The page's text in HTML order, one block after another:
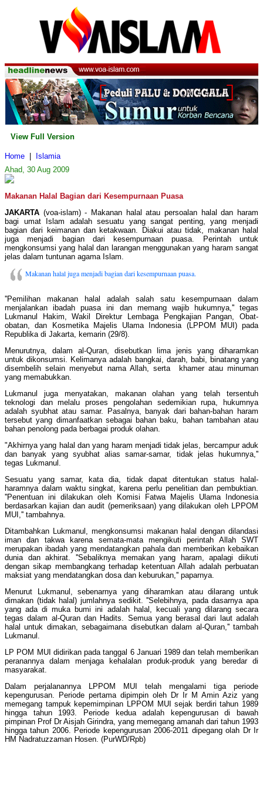
View Full Version
Home
Islamia
Ahad, 30 Aug 2009
Makanan Halal Bagian dari Kesempurnaan Puasa
JAKARTA (voa-islam) - Makanan halal atau persoalan halal dan haram
bagi umat Islam adalah sesuatu yang sangat penting, yang menjadi
bagian dari keimanan dan ketakwaan. Diakui atau tidak, makanan halal
juga menjadi bagian dari kesempurnaan puasa. Perintah untuk
mengkonsumsi yang halal dan larangan menggunakan yang haram sangat
jelas dalam tuntunan agama Islam.
Makanan halal juga menjadi bagian dari kesempurnaan puasa.
''Pemilihan makanan halal adalah salah satu kesempurnaan dalam
menjalankan ibadah puasa ini dan memang wajib hukumnya,'' tegas
Lukmanul Hakim, Wakil Direktur Lembaga Pengkajian Pangan, Obat-
obatan, dan Kosmetika Majelis Ulama Indonesia (LPPOM MUI) pada
Republika di Jakarta, kemarin (29/8).
Menurutnya, dalam al-Quran, disebutkan lima jenis yang diharamkan
untuk dikonsumsi. Kelimanya adalah bangkai, darah, babi, binatang yang
disembelih selain menyebut nama Allah, serta khamer atau minuman
yang memabukkan.
Lukmanul juga menyatakan, makanan olahan yang telah tersentuh
teknologi dan melalu proses pengolahan sedemikian rupa, hukumnya
adalah syubhat atau samar. Pasalnya, banyak dari bahan-bahan haram
tersebut yang dimanfaatkan sebagai bahan baku, bahan tambahan atau
bahan penolong pada berbagai produk olahan.
"Akhirnya yang halal dan yang haram menjadi tidak jelas, bercampur aduk
dan banyak yang syubhat alias samar-samar, tidak jelas hukumnya,''
tegas Lukmanul.
Sesuatu yang samar, kata dia, tidak dapat ditentukan status halal-
haramnya dalam waktu singkat, karena perlu penelitian dan pembuktian.
''Penentuan ini dilakukan oleh Komisi Fatwa Majelis Ulama Indonesia
berdasarkan kajian dan audit (pemeriksaan) yang dilakukan oleh LPPOM
MUI,'' tambahnya.
Ditambahkan Lukmanul, mengkonsumsi makanan halal dengan dilandasi
iman dan takwa karena semata-mata mengikuti perintah Allah SWT
merupakan ibadah yang mendatangkan pahala dan memberikan kebaikan
dunia dan akhirat. ''Sebaliknya memakan yang haram, apalagi diikuti
dengan sikap membangkang terhadap ketentuan Allah adalah perbuatan
maksiat yang mendatangkan dosa dan keburukan,'' paparnya.
Menurut Lukmanul, sebenarnya yang diharamkan atau dilarang untuk
dimakan (tidak halal) jumlahnya sedikit. ''Selebihnya, pada dasarnya apa
yang ada di muka bumi ini adalah halal, kecuali yang dilarang secara
tegas dalam al-Quran dan Hadits. Semua yang berasal dari laut adalah
halal untuk dimakan, sebagaimana disebutkan dalam al-Quran,'' tambah
Lukmanul.
LP POM MUI didirikan pada tanggal 6 Januari 1989 dan telah memberikan
peranannya dalam menjaga kehalalan produk-produk yang beredar di
masyarakat.
Dalam perjalanannya LPPOM MUI telah mengalami tiga periode
kepengurusan. Periode pertama dipimpin oleh Dr Ir M Amin Aziz yang
memegang tampuk kepemimpinan LPPOM MUI sejak berdiri tahun 1989
hingga tahun 1993. Periode kedua adalah kepengurusan di bawah
pimpinan Prof Dr Aisjah Girindra, yang memegang amanah dari tahun 1993
hingga tahun 2006. Periode kepengurusan 2006-2011 dipegang olah Dr Ir
HM Nadratuzzaman Hosen. (PurWD/Rpb)